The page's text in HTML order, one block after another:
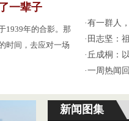
一辈子
1939年的合影。那
时间，去应对一场
·有一群人
· 田志坚：
· 丘成桐：
·一周热闻
新闻图集